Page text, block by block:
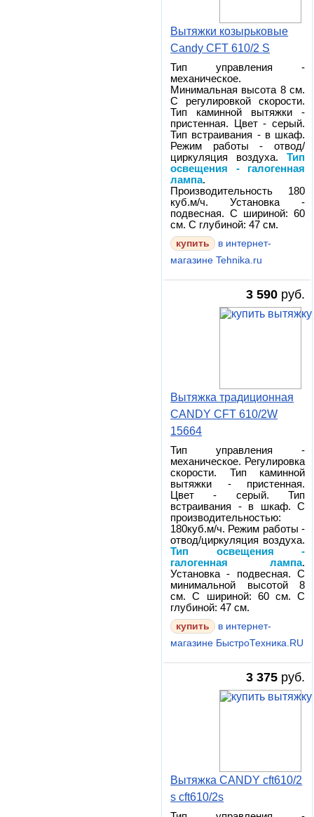
Вытяжки козырьковые
Candy CFT 610/2 S
Тип управления -
механическое.
Минимальная высота 8 см.
С регулировкой скорости.
Тип каминной вытяжки -
пристенная. Цвет - серый.
Тип встраивания - в шкаф.
Режим работы - отвод/
циркуляция воздуха.Тип
освещения - галогенная
лампа.
Производительность 180
куб.м/ч. Установка -
подвесная. С шириной: 60
см. С глубиной: 47 см.
в интернет-
магазине Tehnika.ru
3 590 руб.
Вытяжка традиционная
CANDY CFT 610/2W
15664
Тип управления -
механическое. Регулировка
скорости. Тип каминной
вытяжки - пристенная.
Цвет - серый. Тип
встраивания - в шкаф. С
производительностью:
180куб.м/ч. Режим работы -
отвод/циркуляция воздуха.
Тип освещения -
галогенная лампа.
Установка - подвесная. С
минимальной высотой 8
см. С шириной: 60 см. С
глубиной: 47 см.
в интернет-
магазине БыстроТехника.RU
3 375 руб.
Вытяжка CANDY cft610/2
s cft610/2s